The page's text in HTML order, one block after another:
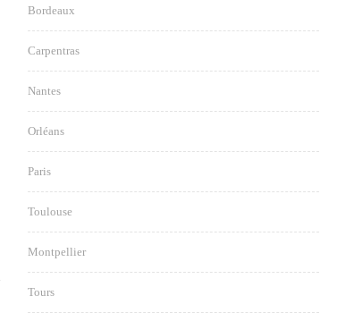
Bordeaux
Carpentras
Nantes
Orléans
Paris
Toulouse
Montpellier
Tours